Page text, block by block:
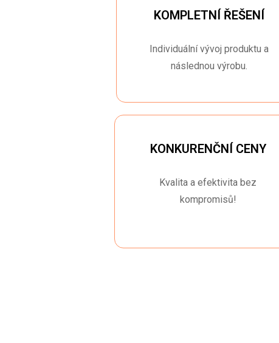
KOMPLETNÍ ŘEŠENÍ
Individuální vývoj produktu a
následnou výrobu.
KONKURENČNÍ CENY
Kvalita a efektivita bez
kompromisů!